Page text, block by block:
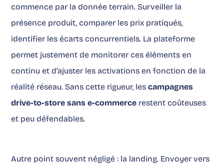
commence par la donnée terrain. Surveiller la
présence produit, comparer les prix pratiqués,
identifier les écarts concurrentiels. La plateforme
permet justement de monitorer ces éléments en
continu et d’ajuster les activations en fonction de la
réalité réseau. Sans cette rigueur, lescampagnes
drive-to-store sans e-commerce restent coûteuses
et peu défendables.
Autre point souvent négligé : la landing. Envoyer vers